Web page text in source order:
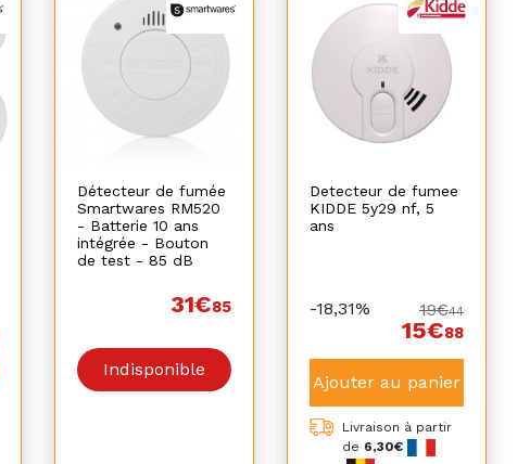
Détecteur de fumée
Smartwares RM520
- Batterie 10 ans
intégrée - Bouton
de test - 85 dB
31€85
Indisponible
Detecteur de fumee
KIDDE 5y29 nf, 5
ans
-18,31% 19€44
15€88
Ajouter au panier
Livraison à partir
de 6,30€